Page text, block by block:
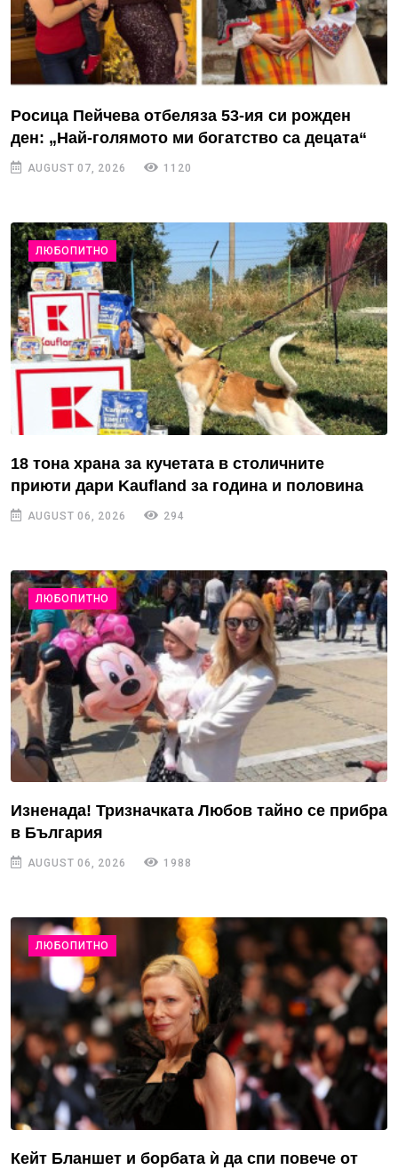
Росица Пейчева отбеляза 53-ия си рожден
ден: „Най-голямото ми богатство са децата“
AUGUST 07, 2026 1120
ЛЮБОПИТНО
18 тона храна за кучетата в столичните
приюти дари Kaufland за година и половина
AUGUST 06, 2026 294
ЛЮБОПИТНО
Изненада! Тризначката Любов тайно се прибра
в България
AUGUST 06, 2026 1988
ЛЮБОПИТНО
Кейт Бланшет и борбата ѝ да спи повече от